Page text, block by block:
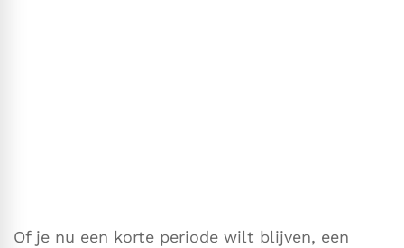
Of je nu een korte periode wilt blijven, een